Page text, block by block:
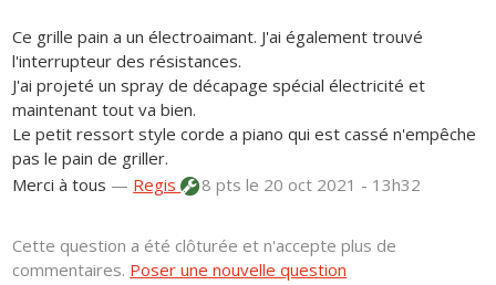
Ce grille pain a un électroaimant. J'ai également trouvé
l'interrupteur des résistances.
J'ai projeté un spray de décapage spécial électricité et
maintenant tout va bien.
Le petit ressort style corde a piano qui est cassé n'empêche
pas le pain de griller.
Merci à tous — Regis 8 ptsle 20 oct 2021 - 13h32
Cette question a été clôturée et n'accepte plus de
commentaires. Poser une nouvelle question